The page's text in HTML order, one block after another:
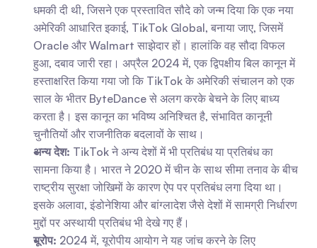
धमकी दी थी, जिसने एक प्रस्तावित सौदे को जन्म दिया कि एक नया
अमेरिकी आधारित इकाई, TikTok Global, बनाया जाए, जिसमें
Oracle और Walmart साझेदार हों। हालांकि वह सौदा विफल
हुआ, दबाव जारी रहा। अप्रैल 2024 में, एक द्विपक्षीय बिल कानून में
हस्ताक्षरित किया गया जो कि TikTok के अमेरिकी संचालन को एक
साल के भीतर ByteDance से अलग करके बेचने के लिए बाध्य
करता है। इस कानून का भविष्य अनिश्चित है, संभावित कानूनी
चुनौतियों और राजनीतिक बदलावों के साथ।
अन्य देश: TikTok ने अन्य देशों में भी प्रतिबंध या प्रतिबंध का
सामना किया है। भारत ने 2020 में चीन के साथ सीमा तनाव के बीच
राष्ट्रीय सुरक्षा जोखिमों के कारण ऐप पर प्रतिबंध लगा दिया था।
इसके अलावा, इंडोनेशिया और बांग्लादेश जैसे देशों में सामग्री निर्धारण
मुद्दों पर अस्थायी प्रतिबंध भी देखे गए हैं।
यूरोप: 2024 में, यूरोपीय आयोग ने यह जांच करने के लिए